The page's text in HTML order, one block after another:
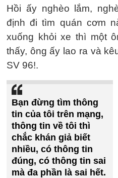
Hồi ấy nghèo lắm,
định đi tìm quán cơm
xuống khỏi xe thì một
thấy, ông ấy lao ra và
SV 96!.
Bạn đừng tìm thông
tin của tôi trên mạng,
thông tin về tôi thì
chắc khán giả biết
nhiều, có thông tin
đúng, có thông tin sai
mà đa phần là sai hết.